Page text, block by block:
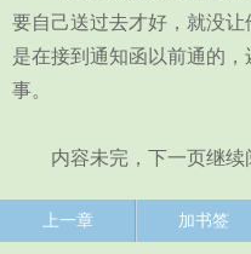
要自己送过去才好，就没
是在接到通知函以前通的
事。
内容未完，下一页继续
上一章 加书签